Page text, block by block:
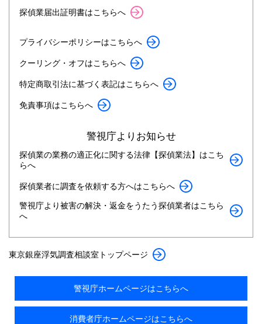
探偵業届出証明書はこちらへ
プライバシーポリシーはこちらへ
クーリング・オフはこちらへ
特定商取引法に基づく表記はこちらへ
免責事項はこちらへ
警視庁よりお知らせ
探偵業の業務の適正化に関する法律【探偵業法】はこち
らへ
探偵業者に調査を依頼する方へはこちらへ
警視庁より被害の解決・返金をうたう探偵業者はこちら
へ
東京銀座浮気調査相談室トップページ
警視庁ホームページはこちらへ
消費者庁ホームページはこちらへ